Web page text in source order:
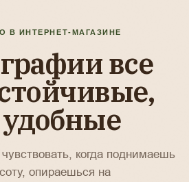
В ИНТЕРНЕТ-МАГАЗИНЕ
все
когда поднимаешь
опираешься на